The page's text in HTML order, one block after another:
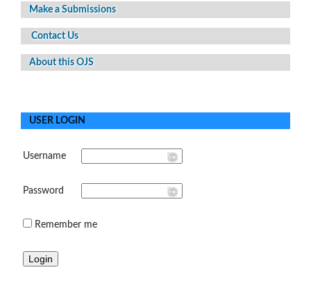
Make a Submissions
Contact Us
About this OJS
USER LOGIN
Username
Password
Remember me